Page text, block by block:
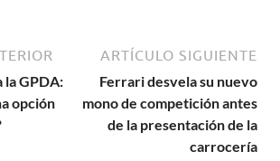
la GPDA:
opción
ARTÍCULO SIGUIENTE
Ferrari desvela su nuevo
mono de competición antes
de la presentación de la
carrocería